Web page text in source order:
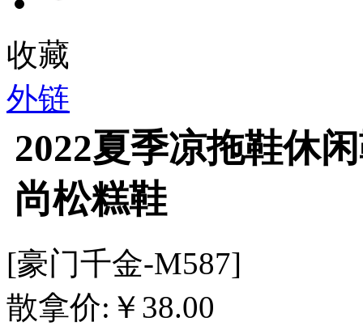
收藏
外链
2022夏季凉拖鞋休
尚松糕鞋
[豪门千金-M587]
散拿价: ￥ 38.00